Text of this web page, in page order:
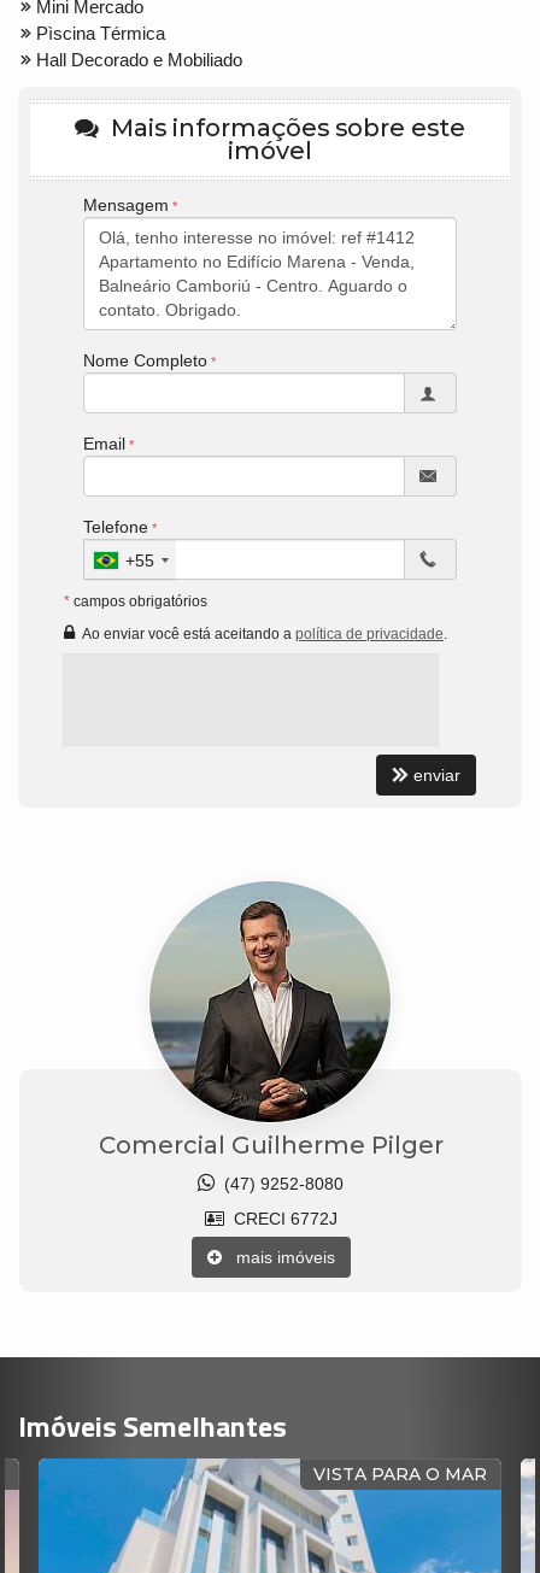
Mini Mercado
Pìscina Térmica
Hall Decorado e Mobiliado
Mais informações sobre este
imóvel
Mensagem
Nome Completo
Email
Telefone
+55
* campos obrigatórios
Ao enviar você está aceitando a política de privacidade
enviar
Comercial Guilherme Pilger
(47) 9252-8080
CRECI 6772J
mais imóveis
Imóveis Semelhantes
VISTA PARA O MAR